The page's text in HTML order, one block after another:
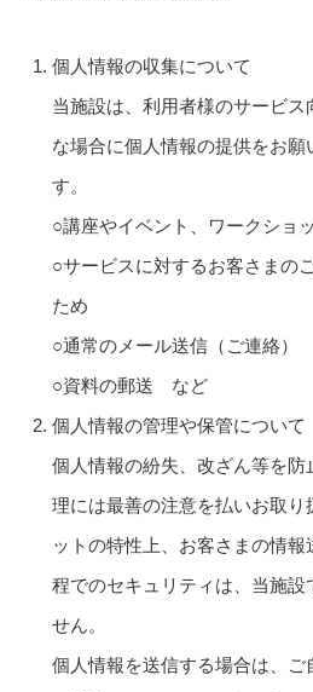
個人情報の収集について
当施設は、利用者様のサービス
な場合に個人情報の提供をお願
す。
○講座やイベント、ワークショ
○サービスに対するお客さまの
ため
○通常のメール送信（ご連絡）
○資料の郵送 など
個人情報の管理や保管について
個人情報の紛失、改ざん等を防
理には最善の注意を払いお取り
ットの特性上、お客さまの情
程でのセキュリティは、当施設
せん。
個人情報を送信する場合は、ご